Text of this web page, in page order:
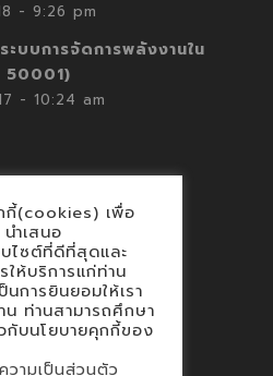
- 9:26 pm
ะบบการจัดการพลังงานใน
50001)
- 10:24 am
ล
กี้(cookies) เพื่อ
ำเสนอ
บไซต์ที่ดีที่สุดและ
ให้บริการแก่ท่าน
นการยินยอมให้เรา
น ท่านสามารถศึกษา
กับนโยบายคุกกี้ของ
วามเป็นส่วนตัว